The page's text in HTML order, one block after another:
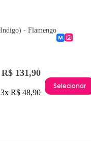
- Flamengo
R$ 131,90
3x R$ 48,90
Selecionar